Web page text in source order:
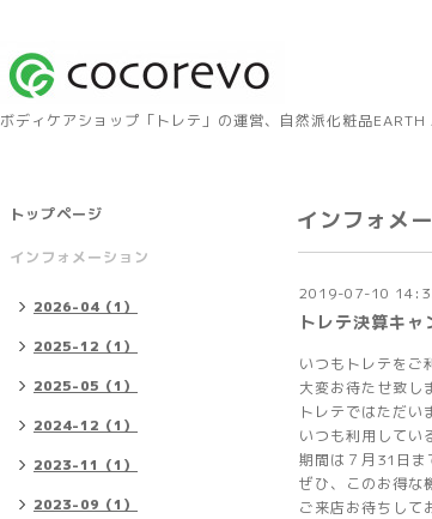
ボディケアショップ「トレテ」の運営、自然派化粧品
インフォメ
2019-07-10
トレテ決算キャ
いつもトレテをご
大変お待たせ致し
トレテではただい
いつも利用してい
期間は７月31日ま
ぜひ、このお得な
ご来店お待ちして
トップページ
インフォメーション
2026-04（1）
2025-12（1）
2025-05（1）
2024-12（1）
2023-11（1）
2023-09（1）